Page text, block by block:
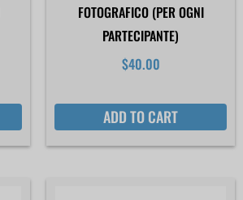
FOTOGRAFICO (PER OGNI
PARTECIPANTE)
$40.00
ADD TO CART